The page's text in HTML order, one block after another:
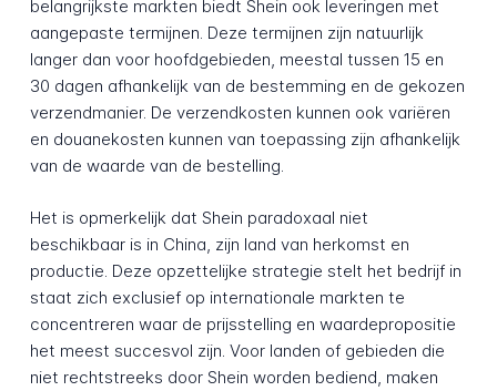
belangrijkste markten biedt Shein ook leveringen met
aangepaste termijnen. Deze termijnen zijn natuurlijk
langer dan voor hoofdgebieden, meestal tussen 15 en
30 dagen afhankelijk van de bestemming en de gekozen
verzendmanier. De verzendkosten kunnen ook variëren
en douanekosten kunnen van toepassing zijn afhankelijk
van de waarde van de bestelling.
Het is opmerkelijk dat Shein paradoxaal niet
beschikbaar is in China, zijn land van herkomst en
productie. Deze opzettelijke strategie stelt het bedrijf in
staat zich exclusief op internationale markten te
concentreren waar de prijsstelling en waardepropositie
het meest succesvol zijn. Voor landen of gebieden die
niet rechtstreeks door Shein worden bediend, maken